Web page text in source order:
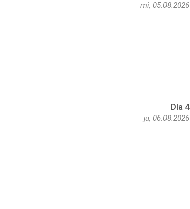
mi, 05.08.2026
Día 4
ju, 06.08.2026